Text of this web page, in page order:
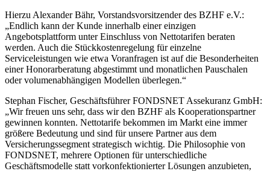
Hierzu Alexander Bähr, Vorstandsvorsitzender des BZHF e.V.:
„Endlich kann der Kunde innerhalb einer einzigen
Angebotsplattform unter Einschluss von Nettotarifen beraten
werden. Auch die Stückkostenregelung für einzelne
Serviceleistungen wie etwa Voranfragen ist auf die Besonderheiten
einer Honorarberatung abgestimmt und monatlichen Pauschalen
oder volumenabhängigen Modellen überlegen.“
Stephan Fischer, Geschäftsführer FONDSNET Assekuranz GmbH:
„Wir freuen uns sehr, dass wir den BZHF als Kooperationspartner
gewinnen konnten. Nettotarife bekommen im Markt eine immer
größere Bedeutung und sind für unsere Partner aus dem
Versicherungssegment strategisch wichtig. Die Philosophie von
FONDSNET, mehrere Optionen für unterschiedliche
Geschäftsmodelle statt vorkonfektionierter Lösungen anzubieten,